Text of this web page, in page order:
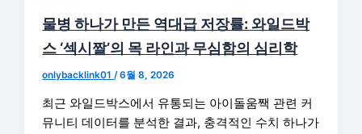
물병 하나가 만든 역대급 저장률: 와일드박
스 ‘섹시짤’의 목 라인과 무심함의 심리학
onlybacklink01 /6월 8, 2026
최근 와일드박스에서 유통되는 아이돌움짹 관련 커
뮤니티 데이터를 분석한 결과, 충격적인 수치 하나가